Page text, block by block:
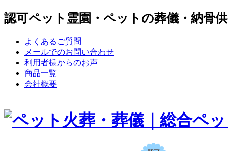
認可ペット霊園・ペットの葬儀・納骨
よくあるご質問
メールでのお問い合わせ
利用者様からのお声
商品一覧
会社概要